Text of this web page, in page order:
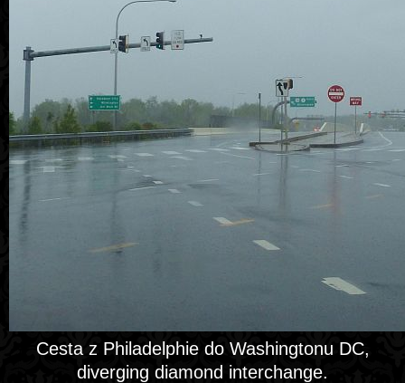
Cesta z Philadelphie do Washingtonu DC,
diverging diamond interchange.